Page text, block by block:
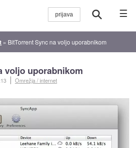
☰
» BitTorrent Sync na voljo uporabnikom
voljo uporabnikom
Omrežja / internet